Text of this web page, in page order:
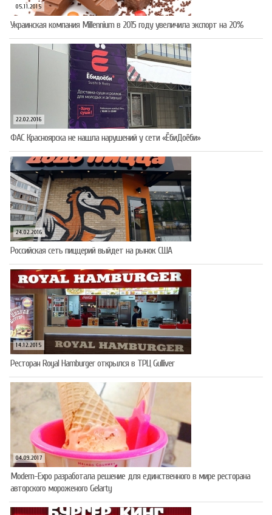
05.11.2015
Украинская компания Millennium в 2015 году увеличила экспорт на 20%
22.02.2016
ФАС Красноярска не нашла нарушений у сети «ЁбиДоёби»
24.02.2016
Российская сеть пиццерий выйдет на рынок США
14.12.2015
Ресторан Royal Hamburger открылся в ТРЦ Gulliver
04.09.2017
Modern-Expo разработала решение для единственного в мире ресторана
авторского мороженого Gelarty